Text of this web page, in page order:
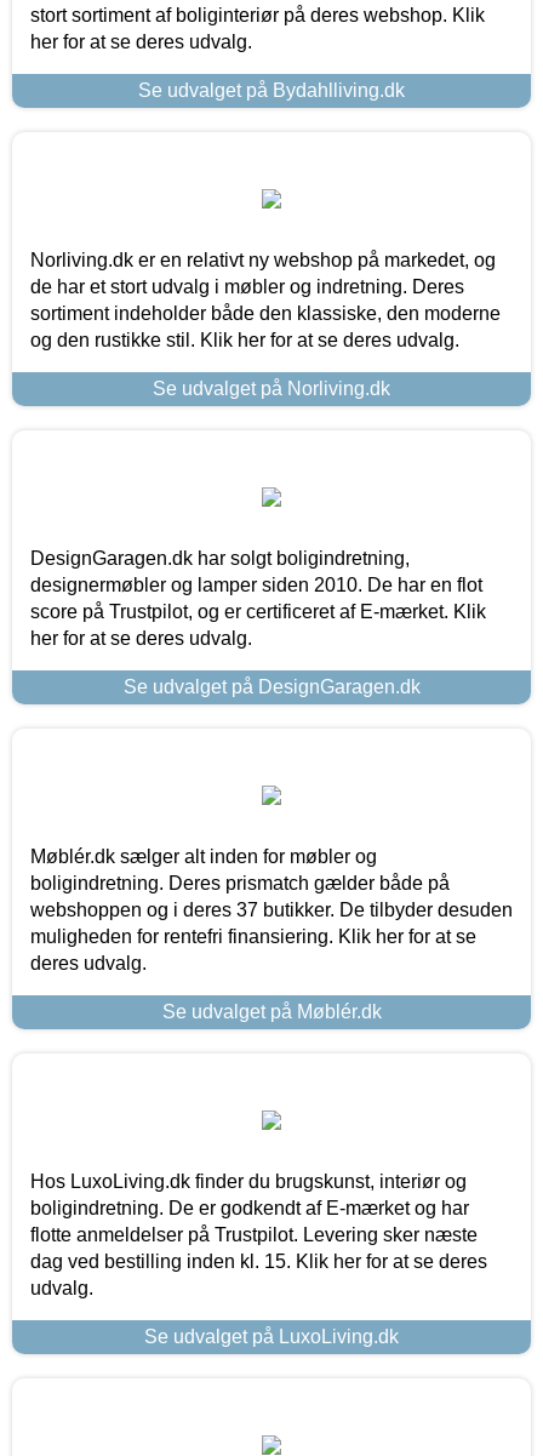
stort sortiment af boliginteriør på deres webshop. Klik
her for at se deres udvalg.
Se udvalget på Bydahlliving.dk
Norliving.dk er en relativt ny webshop på markedet, og
de har et stort udvalg i møbler og indretning. Deres
sortiment indeholder både den klassiske, den moderne
og den rustikke stil. Klik her for at se deres udvalg.
Se udvalget på Norliving.dk
DesignGaragen.dk har solgt boligindretning,
designermøbler og lamper siden 2010. De har en flot
score på Trustpilot, og er certificeret af E-mærket. Klik
her for at se deres udvalg.
Se udvalget på DesignGaragen.dk
Møblér.dk sælger alt inden for møbler og
boligindretning. Deres prismatch gælder både på
webshoppen og i deres 37 butikker. De tilbyder desuden
muligheden for rentefri finansiering. Klik her for at se
deres udvalg.
Se udvalget på Møblér.dk
Hos LuxoLiving.dk finder du brugskunst, interiør og
boligindretning. De er godkendt af E-mærket og har
flotte anmeldelser på Trustpilot. Levering sker næste
dag ved bestilling inden kl. 15. Klik her for at se deres
udvalg.
Se udvalget på LuxoLiving.dk